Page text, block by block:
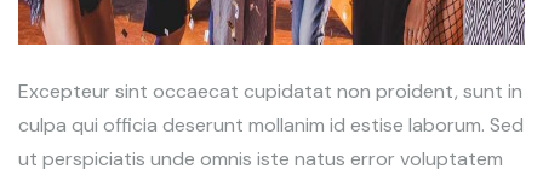
Excepteur sint occaecat cupidatat non proident, sunt in
culpa qui officia deserunt mollanim id estise laborum. Sed
ut perspiciatis unde omnis iste natus error voluptatem